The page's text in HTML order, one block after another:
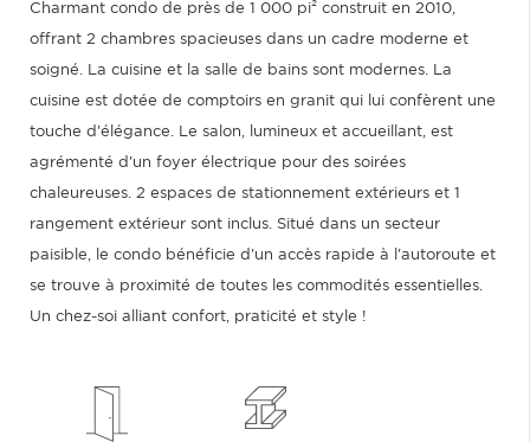
Charmant condo de près de 1 000 pi² construit en 2010,
offrant 2 chambres spacieuses dans un cadre moderne et
soigné. La cuisine et la salle de bains sont modernes. La
cuisine est dotée de comptoirs en granit qui lui confèrent une
touche d'élégance. Le salon, lumineux et accueillant, est
agrémenté d'un foyer électrique pour des soirées
chaleureuses. 2 espaces de stationnement extérieurs et 1
rangement extérieur sont inclus. Situé dans un secteur
paisible, le condo bénéficie d'un accès rapide à l'autoroute et
se trouve à proximité de toutes les commodités essentielles.
Un chez-soi alliant confort, praticité et style !